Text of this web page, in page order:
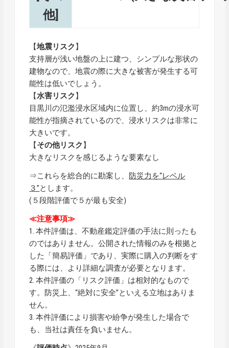
他]
【地震リスク 】
支持層が浅い地盤の上に建つ、シンプルな形状の
建物なので、地震の際に大きな被害が発生する可
能性は低いでしょう。
【水害リスク 】
目黒川の氾濫浸水区域内に位置し、約3mの浸水可
能性が指摘されているので、浸水リスクは非常に
大きいです。
【その他リスク 】
大きなリスクを感じるような要素なし
⇒これらを総合的に勘案し、 防災力を“レベル
３”とします。
(５段階評価で５が最も安全)
≪注意事項≫
1. 本件評価は、不動産鑑定評価の手法に則ったも
のではありません。公開された情報のみを根拠と
した「簡易評価」であり、実際に購入の判断をす
る際には、より詳細な調査が必要となります。
2. 本件評価の「リスク評価」は相対的なもので
す。防災上、“絶対に安全”といえる立地はありま
せん。
3. 本件評価により損害や紛争が発生した場合で
も、当社は責任を負いません。